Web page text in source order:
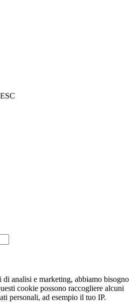
di analisi e marketing, abbiamo bisogno
cookie possono raccogliere alcuni
personali, ad esempio il tuo IP.